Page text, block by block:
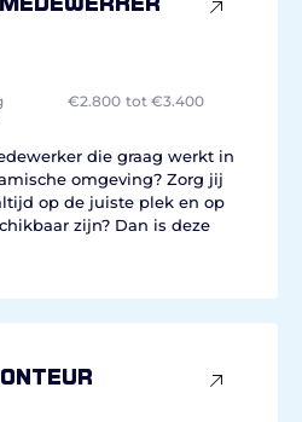
€2.800 tot €3.400
die graag werkt in
omgeving? Zorg jij
op de juiste plek en op
zijn? Dan is deze